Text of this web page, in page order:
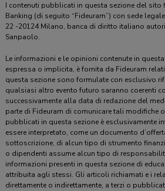
I contenuti pubblicati in questa sezione del
Banking (di seguito “Fideuram”) con sede
22 -20124 Milano, banca di diritto italiano
Sanpaolo.
Le informazioni e le opinioni contenute in
espressa o implicita, è fornita da Fideuram
questa sezione sono formulate con esclusivo
qualsiasi altro evento futuro saranno coerenti
successivamente alla data di redazione del
parte di Fideuram di comunicare tali modifiche
pubblicati in questa sezione è esclusivamente
essere interpretato, come un documento
sottoscrizione, di alcun tipo di strumento
o dipendenti assume alcun tipo di
informazioni presenti in questa sezione di
attribuita agli stessi. Gli articoli richiamati e i
direttamente o indirettamente, a terzi o